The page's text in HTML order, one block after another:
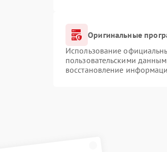
Оригинальные
Использование
пользовательскими
восстановление